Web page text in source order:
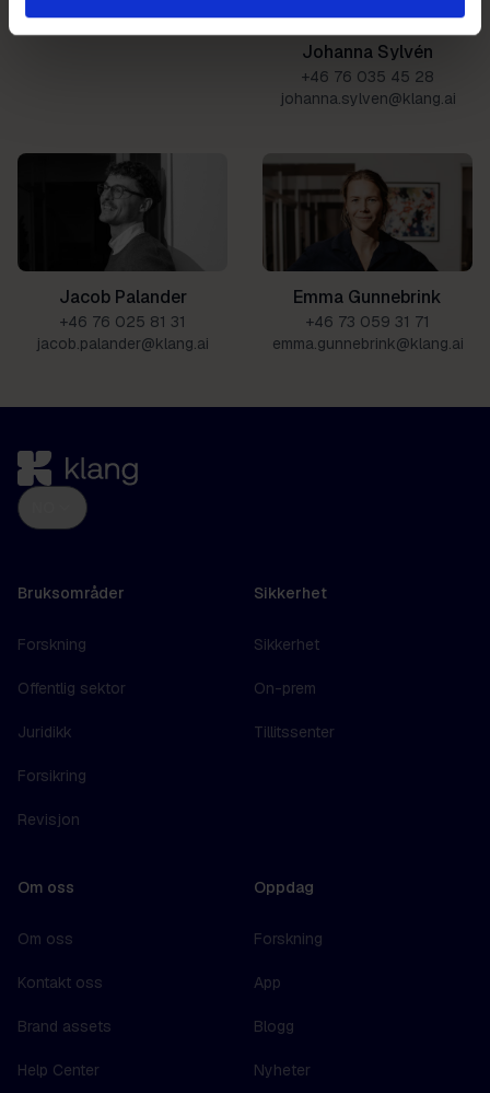
Johanna Sylvén
+46 76 035 45 28
johanna.sylven@klang.ai
Jacob Palander
+46 76 025 81 31
jacob.palander@klang.ai
Emma Gunnebrink
+46 73 059 31 71
emma.gunnebrink@klang.ai
Bruksområder
Forskning
Offentlig sektor
Juridikk
Forsikring
Revisjon
Sikkerhet
Sikkerhet
On-prem
Tillitssenter
Om oss
Om oss
Kontakt oss
Brand assets
Help Center
Oppdag
Forskning
App
Blogg
Nyheter